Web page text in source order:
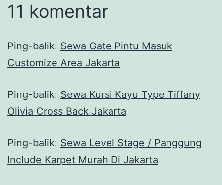
11 komentar
Ping-balik: Sewa Gate Pintu Masuk
Customize Area Jakarta
Ping-balik: Sewa Kursi Kayu Type Tiffany
Olivia Cross Back Jakarta
Ping-balik: Sewa Level Stage / Panggung
Include Karpet Murah Di Jakarta